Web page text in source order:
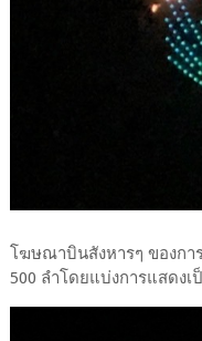
โฆษณาบินสังหารๆ ของกา
500 ลำโดยแบ่งการแสดงเ